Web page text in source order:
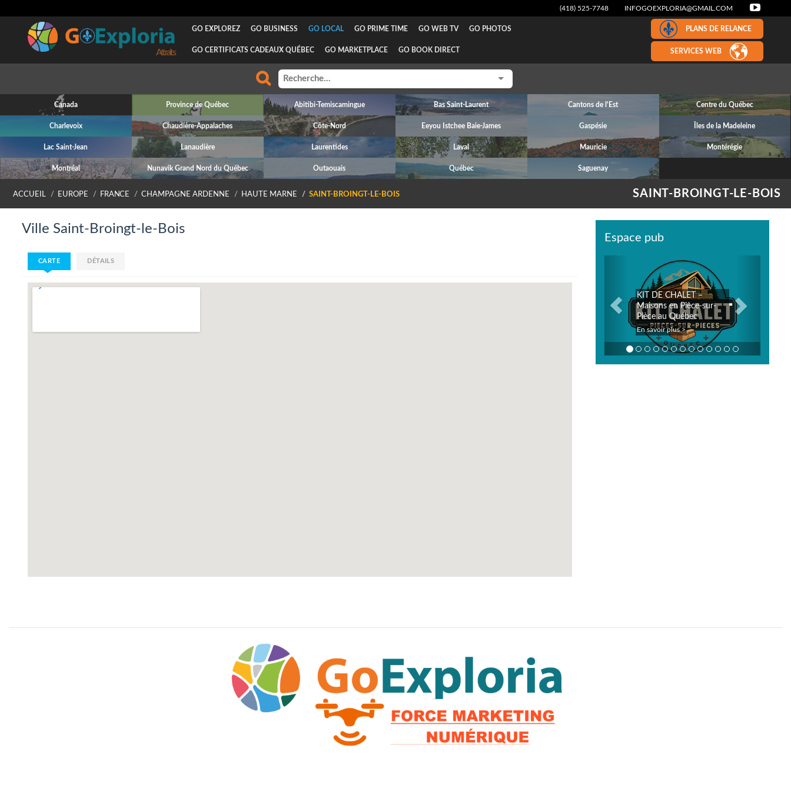
(418) 525-7748 INFOGOEXPLORIA@GMAIL.COM
Attraits
GO EXPLOREZ GO BUSINESS GO LOCAL GO PRIME TIME GO WEB TV GO PHOTOS
GO CERTIFICATS CADEAUX QUÉBEC GO MARKETPLACE GO BOOK DIRECT
PLANS DE RELANCE
SERVICES WEB
Canada Province de Québec Abitibi-Temiscamingue Bas Saint-Laurent Cantons de l'Est Centre du Québec
Charlevoix Chaudière-Appalaches Côte-Nord Eeyou Istchee Baie-James Gaspésie Îles de la Madeleine
Lac Saint-Jean Lanaudière Laurentides Laval Mauricie Montérégie
Montréal Nunavik Grand Nord du Québec Outaouais Québec Saguenay
SAINT-BROINGT-LE-BOIS
ACCUEIL EUROPE FRANCE CHAMPAGNE ARDENNE HAUTE MARNE SAINT-BROINGT-LE-BOIS
Ville Saint-Broingt-le-Bois
CARTE DÉTAILS
Espace pub
KIT DE CHALET –
Maisons en Pièce-sur-
Pièce au Québec
En savoir plus >